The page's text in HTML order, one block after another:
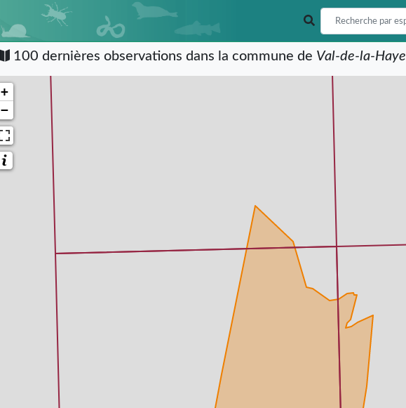
100 dernières observations dans la commune de Val-de-la-Haye
+
−